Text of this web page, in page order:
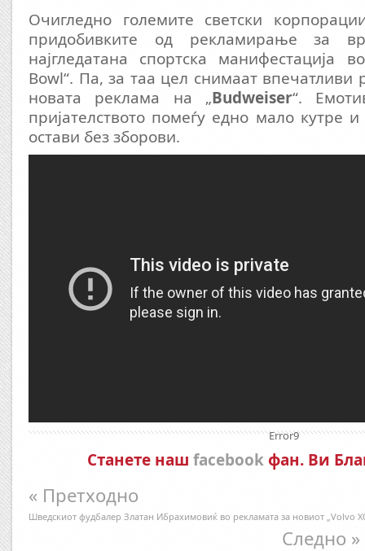
Очигледно големите светски
придобивките од рекламирање за
најгледатана спортска манифестација
Bowl“. Па, за таа цел снимаат впечатливи
новата реклама на „Budweiser“.
пријателството помеѓу едно мало кутре
остави без зборови.
Станете наш facebookфан. Ви
« Претходно
Шведскиот фудбалер Златан Ибрахимовиќ во рекламата за новиот „Volvo
Следно »
Error9